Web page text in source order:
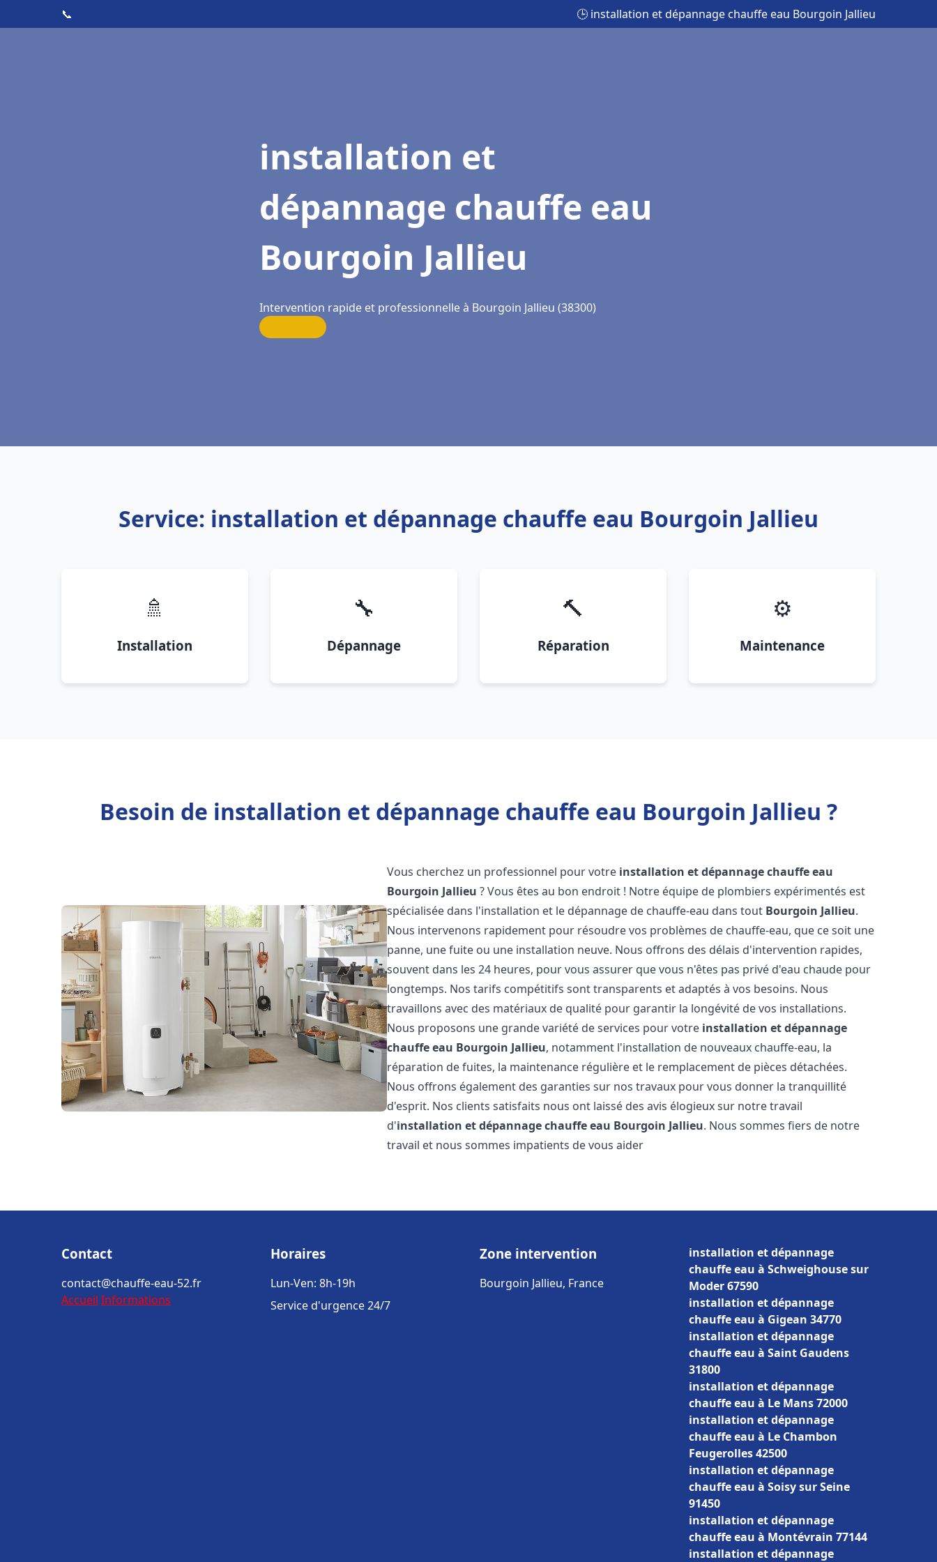
📞 🕒 installation et dépannage chauffe eau Bourgoin Jallieu
installation et
dépannage chauffe eau
Bourgoin Jallieu
Intervention rapide et professionnelle à Bourgoin Jallieu (38300)
Service: installation et dépannage chauffe eau Bourgoin Jallieu
🚿
Installation
🔧
Dépannage
🔨
Réparation
⚙️
Maintenance
Besoin de installation et dépannage chauffe eau Bourgoin Jallieu ?
Vous cherchez un professionnel pour votre installation et dépannage chauffe eau
Bourgoin Jallieu ? Vous êtes au bon endroit ! Notre équipe de plombiers expérimentés est
spécialisée dans l'installation et le dépannage de chauffe-eau dans tout Bourgoin Jallieu.
Nous intervenons rapidement pour résoudre vos problèmes de chauffe-eau, que ce soit une
panne, une fuite ou une installation neuve. Nous offrons des délais d'intervention rapides,
souvent dans les 24 heures, pour vous assurer que vous n'êtes pas privé d'eau chaude pour
longtemps. Nos tarifs compétitifs sont transparents et adaptés à vos besoins. Nous
travaillons avec des matériaux de qualité pour garantir la longévité de vos installations.
Nous proposons une grande variété de services pour votre installation et dépannage
chauffe eau Bourgoin Jallieu, notamment l'installation de nouveaux chauffe-eau, la
réparation de fuites, la maintenance régulière et le remplacement de pièces détachées.
Nous offrons également des garanties sur nos travaux pour vous donner la tranquillité
d'esprit. Nos clients satisfaits nous ont laissé des avis élogieux sur notre travail
d'installation et dépannage chauffe eau Bourgoin Jallieu. Nous sommes fiers de notre
travail et nous sommes impatients de vous aider
Contact
contact@chauffe-eau-52.fr
Accueil Informations
Horaires
Lun-Ven: 8h-19h
Service d'urgence 24/7
Zone intervention
Bourgoin Jallieu, France
installation et dépannage
chauffe eau à Schweighouse sur
Moder 67590
installation et dépannage
chauffe eau à Gigean 34770
installation et dépannage
chauffe eau à Saint Gaudens
31800
installation et dépannage
chauffe eau à Le Mans 72000
installation et dépannage
chauffe eau à Le Chambon
Feugerolles 42500
installation et dépannage
chauffe eau à Soisy sur Seine
91450
installation et dépannage
chauffe eau à Montévrain 77144
installation et dépannage